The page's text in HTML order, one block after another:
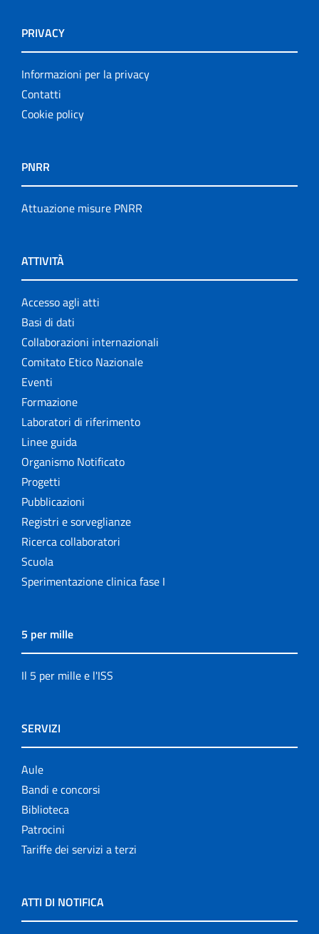
PRIVACY
Informazioni per la privacy
Contatti
Cookie policy
PNRR
Attuazione misure PNRR
ATTIVITÀ
Accesso agli atti
Basi di dati
Collaborazioni internazionali
Comitato Etico Nazionale
Eventi
Formazione
Laboratori di riferimento
Linee guida
Organismo Notificato
Progetti
Pubblicazioni
Registri e sorveglianze
Ricerca collaboratori
Scuola
Sperimentazione clinica fase I
5 per mille
Il 5 per mille e l'ISS
SERVIZI
Aule
Bandi e concorsi
Biblioteca
Patrocini
Tariffe dei servizi a terzi
ATTI DI NOTIFICA